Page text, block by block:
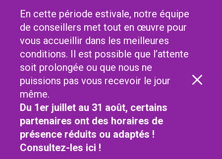
En cette période estivale, notre équipe
de conseillers met tout en œuvre pour
vous accueillir dans les meilleures
conditions. Il est possible que l’attente
soit prolongée ou que nous ne
puissions pas vous recevoir le jour
même.
Du 1er juillet au 31 août, certains
partenaires ont des horaires de
présence réduits ou adaptés !
Consultez-les ici !